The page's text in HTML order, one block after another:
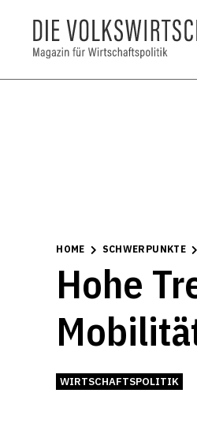
HOME SCHWERPUNKTE
Hohe
WIRTSCHAFTSPOLITIK